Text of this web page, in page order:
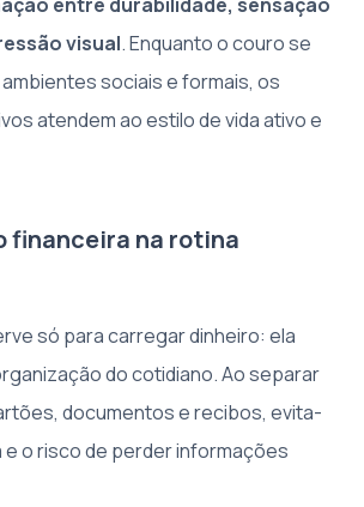
visual. Enquanto o couro se
sociais e formais, os
atendem ao estilo de vida ativo e
financeira na rotina
só para carregar dinheiro: ela
do cotidiano. Ao separar
documentos e recibos, evita-
o risco de perder informações